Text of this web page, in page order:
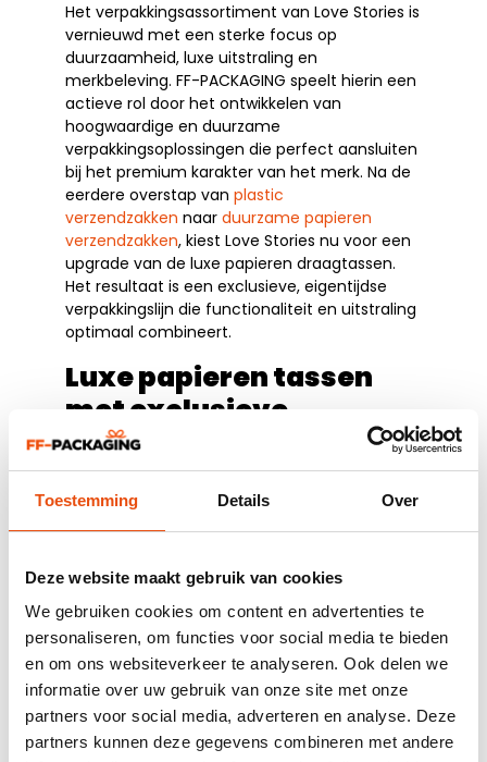
Toestemming Details Over
Deze website maakt gebruik van cookies
We gebruiken cookies om content en advertenties te
personaliseren, om functies voor social media te bieden
en om ons websiteverkeer te analyseren. Ook delen we
informatie over uw gebruik van onze site met onze
partners voor social media, adverteren en analyse. Deze
partners kunnen deze gegevens combineren met andere
Het verpakkingsassortiment van Love Stories is
vernieuwd met een sterke focus op
duurzaamheid, luxe uitstraling en
merkbeleving. FF-PACKAGING speelt hierin een
actieve rol door het ontwikkelen van
hoogwaardige en duurzame
verpakkingsoplossingen die perfect aansluiten
bij het premium karakter van het merk. Na de
eerdere overstap van plastic
verzendzakken naar duurzame papieren
verzendzakken, kiest Love Stories nu voor een
upgrade van de luxe papieren draagtassen.
Het resultaat is een exclusieve, eigentijdse
verpakkingslijn die functionaliteit en uitstraling
optimaal combineert.
Luxe papieren tassen
met exclusieve
uitstraling en
functionaliteit
De nieuwe
doorontwikkeld en verkrijgbaar in drie
collectie van Love Stories. De vernieuwde
uitvoering onderscheidt zich door:
Stevig en duurzaam kraft papier
Een minimalistisch label tussen de
koorden
Een praktische klepsluiting
De toevoeging van de klepsluiting zorgt ervoor